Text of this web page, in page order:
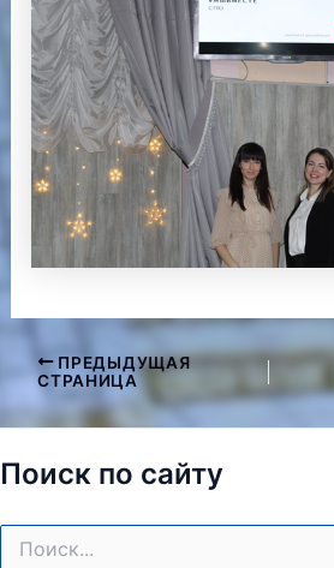
Навигация
записям
ПРЕДЫДУЩАЯ
СТРАНИЦА
Поиск по сайту